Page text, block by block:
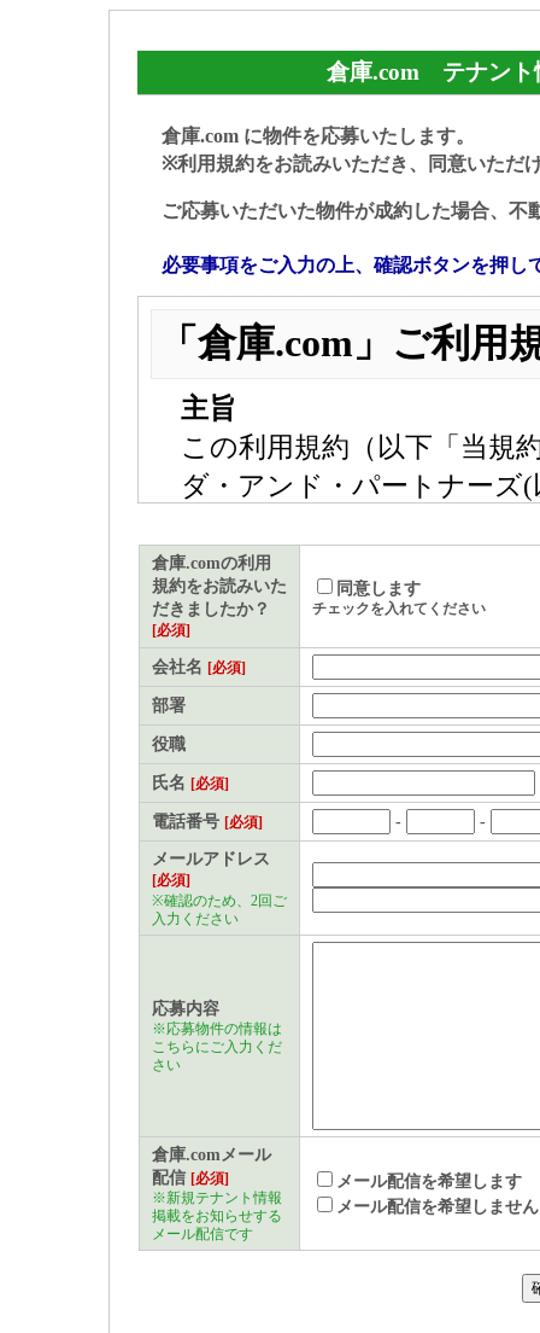
倉庫.com テナン
倉庫.com に物件を応募いたします。
※利用規約をお読みいただき、同意いただ
ご応募いただいた物件が成約した場合、不
必要事項をご入力の上、確認ボタンを押し
「倉庫.com」ご利用
主旨
この利用規約（以下「当規
ダ・アンド・パートナーズ
される方（以下「利用者」
めるものです。
本サービスに関する利用上
事項｣といいます)も、当規
る前に必ず参照して、理解
るものとします。
「倉庫.com」会員登録
「倉庫.com」会員（以下「
上、当社所定の方法に従い
とします。
（1） 利用者は本サービス
いて通信機器、ソフトウェ
します。
（2） 本サービスは、「倉
倉庫.comの利用
規約をお読みいた
だきましたか？
[必須]
同意します
チェックを入れてください
会社名 [必須]
部署
役職
氏名 [必須]
電話番号 [必須] -
-
メールアドレス
[必須]
※確認のため、2回ご
入力ください
応募内容
※応募物件の情報は
こちらにご入力くだ
さい
倉庫.comメール
配信 [必須]
※新規テナント情報
掲載をお知らせする
メール配信です
メール配信を希望します
メール配信を希望しません